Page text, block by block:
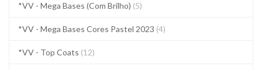
*VV - Mega Bases (Com Brilho) (5)
*VV - Mega Bases Cores Pastel 2023 (4)
*VV - Top Coats (12)